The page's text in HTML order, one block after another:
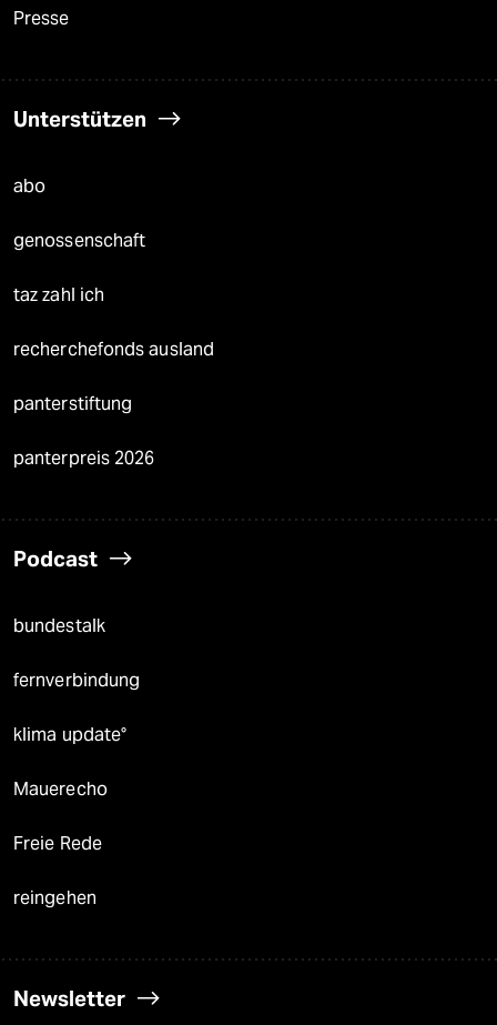
Presse
Unterstützen
abo
genossenschaft
taz zahl ich
recherchefonds ausland
panterstiftung
panterpreis 2026
Podcast
bundestalk
fernverbindung
klima update°
Mauerecho
Freie Rede
reingehen
Newsletter